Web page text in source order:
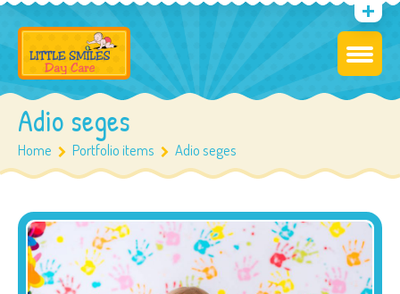
Adio seges
Home Portfolio items Adio seges